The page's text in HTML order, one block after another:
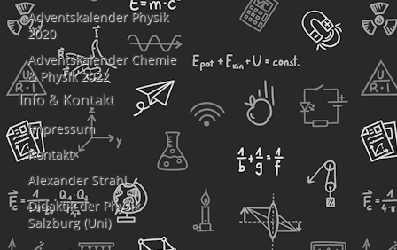
Adventskalender Physik
2020
Adventskalender Chemie
& Physik 2022
Info & Kontakt
Impressum
Kontakt
Alexander Strahl
Didaktik der Physik
Salzburg (Uni)